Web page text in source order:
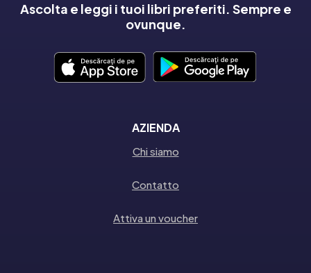
Ascolta e leggi i tuoi libri preferiti. Sempre e
ovunque.
AZIENDA
Chi siamo
Contatto
Attiva un voucher